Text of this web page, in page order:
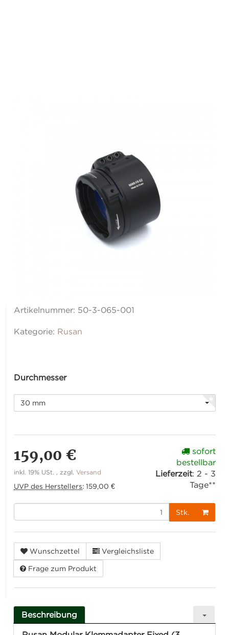
Artikelnummer: 50-3-065-001
Kategorie: Rusan
Durchmesser
30 mm
159,00 €
inkl. 19% USt. , zzgl.Versand
UVP des Herstellers:159,00 €
sofort
bestellbar
Lieferzeit: 2 - 3
Tage**
Stk.
Wunschzettel Vergleichsliste
Frage zum Produkt
Beschreibung